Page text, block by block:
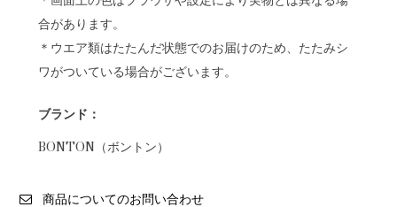
合があります。
＊ウエア類はたたんだ状態でのお届けのため、たたみシ
ワがついている場合がございます。
ブランド：
BONTON（ボントン）
商品についてのお問い合わせ